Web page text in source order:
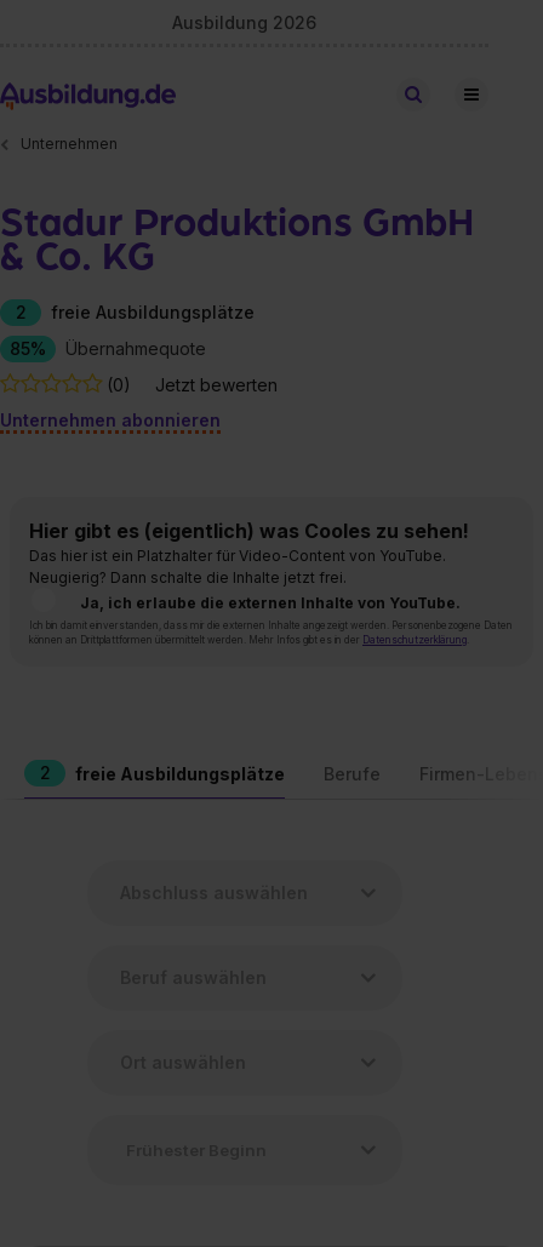
Ausbildung 2026
Stellen finden
Unternehmen
Stadur Produktions GmbH
& Co. KG
2
freie Ausbildungsplätze
85%
Übernahmequote
(0)
Jetzt bewerten
Unternehmen abonnieren
Hier gibt es (eigentlich) was Cooles zu sehen!
Das hier ist ein Platzhalter für Video-Content von YouTube.
Neugierig? Dann schalte die Inhalte jetzt frei.
Ja, ich erlaube die externen Inhalte von YouTube.
Ich bin damit einverstanden, dass mir die externen Inhalte angezeigt werden. Personenbezogene Daten
können an Drittplattformen übermittelt werden. Mehr Infos gibt es in der Datenschutzerklärung
2 freie Ausbildungsplätze Berufe Firmen-